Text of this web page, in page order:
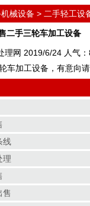
机械设备 > 二手轻工设
二手三轮车加工设备
理网 2019/6/24 人气：
车加工设备，有意向请
线
理
售